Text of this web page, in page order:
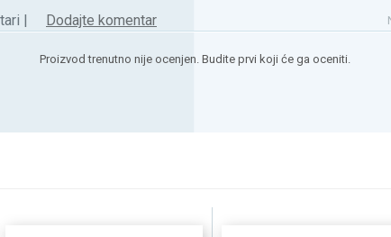
| Dodajte komentar
Proizvod trenutno nije ocenjen. Budite prvi koji će ga oceniti.